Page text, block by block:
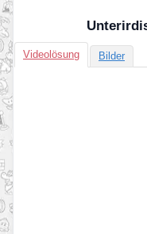
Videolösung Bilder